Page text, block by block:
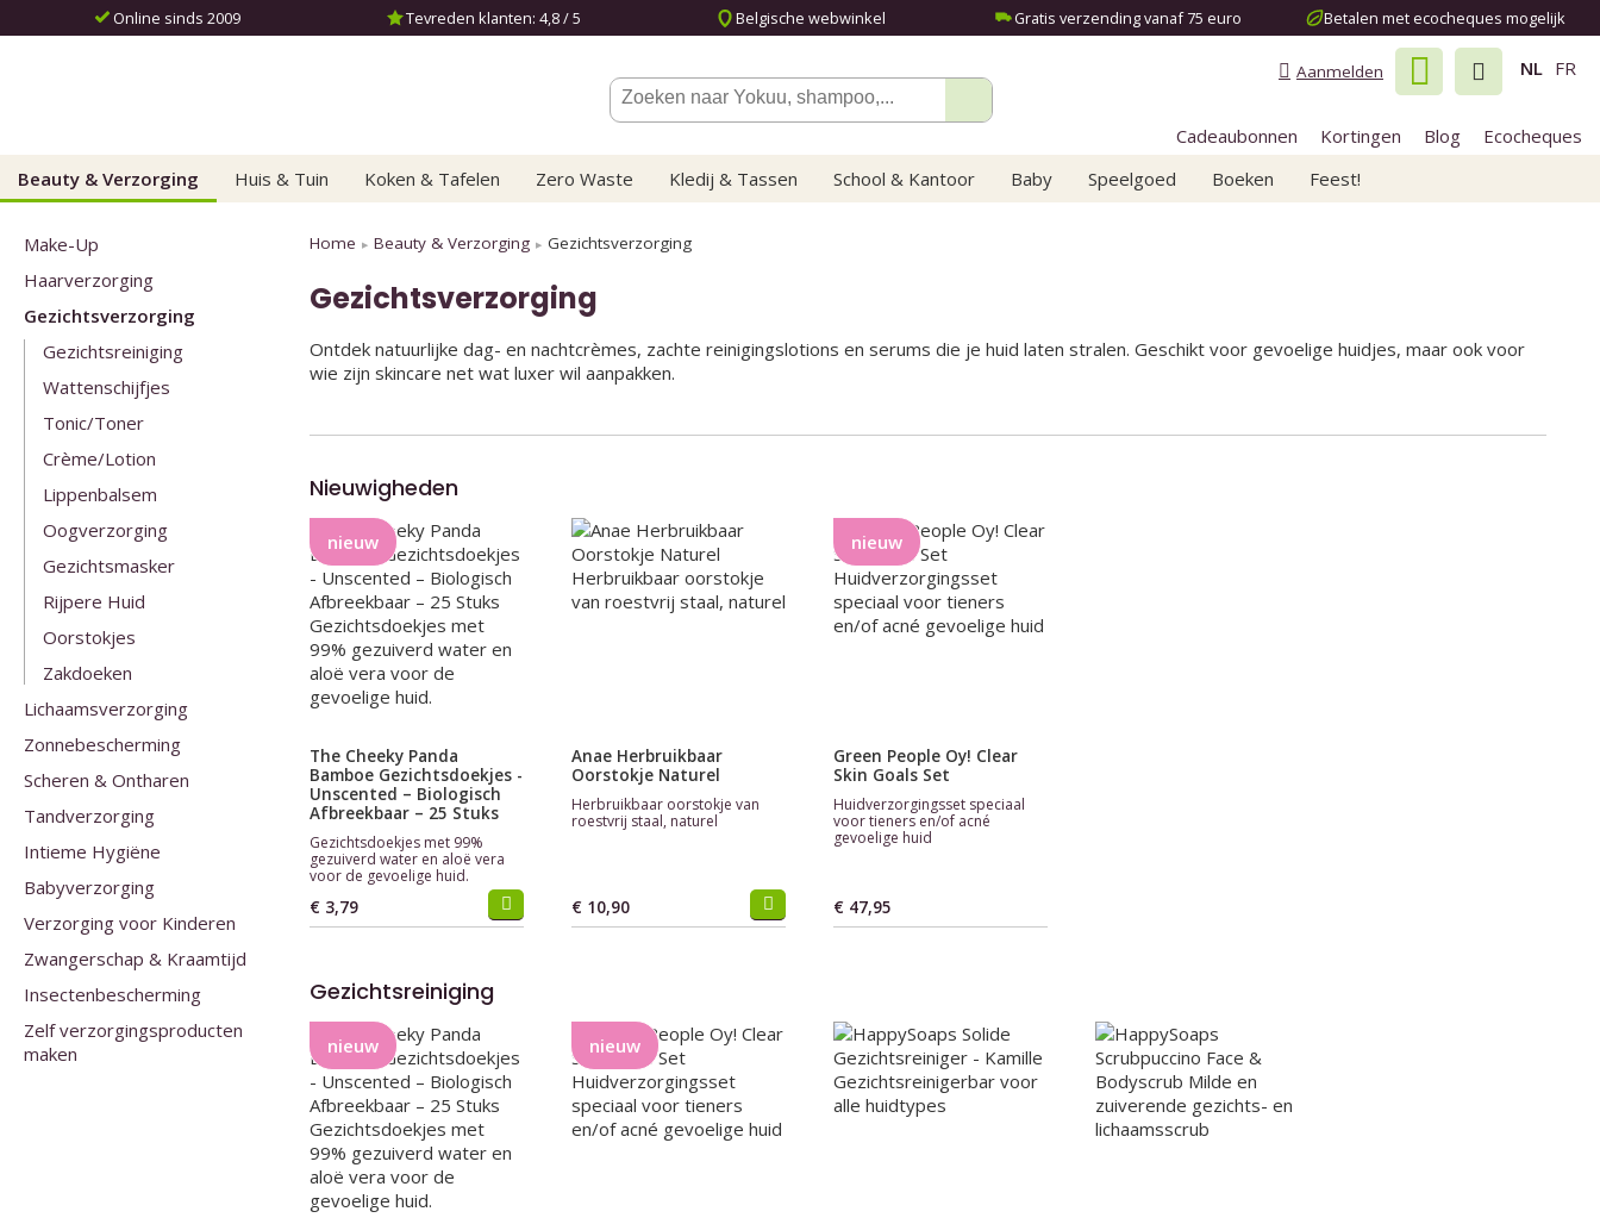
Online sinds 2009 Tevreden klanten: 4,8 / 5 Belgische webwinkel Gratis verzending vanaf 75 euro Betalen met ecocheques mogelijk
NL FR
Aanmelden
Cadeaubonnen Kortingen Blog
Ecocheques
Beauty & Verzorging
Huis & Tuin Koken & Tafelen Zero Waste Kledij & Tassen School & Kantoor Baby Speelgoed Boeken Feest!
Home Beauty & Verzorging Gezichtsverzorging
Gezichtsverzorging
Ontdek natuurlijke dag- en nachtcrèmes, zachte reinigingslotions en serums die je huid laten stralen. Geschikt voor gevoelige huidjes, maar ook voor
wie zijn skincare net wat luxer wil aanpakken.
Nieuwigheden
The Cheeky Panda
Bamboe Gezichtsdoekjes -
Unscented – Biologisch
Afbreekbaar – 25 Stuks
Gezichtsdoekjes met 99%
gezuiverd water en aloë vera
voor de gevoelige huid.
nieuw
€ 3,79
Anae Herbruikbaar
Oorstokje Naturel
Herbruikbaar oorstokje van
roestvrij staal, naturel
€ 10,90
Green People Oy! Clear
Skin Goals Set
Huidverzorgingsset speciaal
voor tieners en/of acné
gevoelige huid
nieuw
€ 47,95
Gezichtsreiniging
nieuw nieuw
Make-Up
Haarverzorging
Gezichtsverzorging
Gezichtsreiniging
Wattenschijfjes
Tonic/Toner
Crème/Lotion
Lippenbalsem
Oogverzorging
Gezichtsmasker
Rijpere Huid
Oorstokjes
Zakdoeken
Lichaamsverzorging
Zonnebescherming
Scheren & Ontharen
Tandverzorging
Intieme Hygiëne
Babyverzorging
Verzorging voor Kinderen
Zwangerschap & Kraamtijd
Insectenbescherming
Zelf verzorgingsproducten
maken